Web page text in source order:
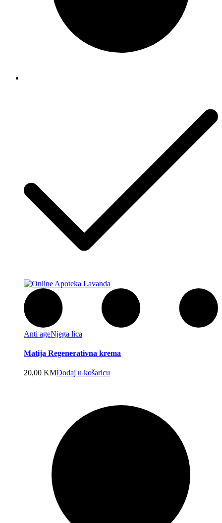
Anti ageNjega lica
Matija Regenerativna krema
20,00 KMDodaj u košaricu